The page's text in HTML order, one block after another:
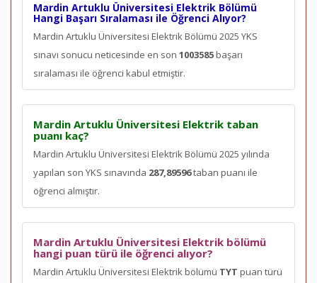
Mardin Artuklu Üniversitesi Elektrik Bölümü
Hangi Başarı Sıralaması ile Öğrenci Alıyor?
Mardin Artuklu Üniversitesi Elektrik Bölümü 2025 YKS
sınavı sonucu neticesinde en son 1003585başarı
sıralaması ile öğrenci kabul etmiştir.
Mardin Artuklu Üniversitesi Elektrik taban
puanı kaç?
Mardin Artuklu Üniversitesi Elektrik Bölümü 2025 yılında
yapılan son YKS sınavında 287,89596taban puanı ile
öğrenci almıştır.
Mardin Artuklu Üniversitesi Elektrik bölümü
hangi puan türü ile öğrenci alıyor?
Mardin Artuklu Üniversitesi Elektrik bölümü TYT puan türü